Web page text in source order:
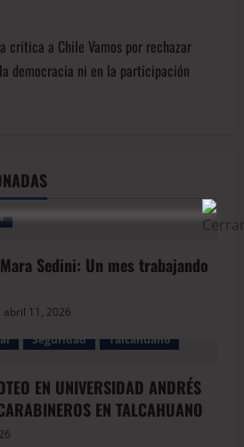
critica a Chile Vamos por rechazar
democracia ni en la participación
Sedini: Un mes trabajando
abril 11, 2026
Seguridad Talcahuano
EN UNIVERSIDAD ANDRÉS
EN TALCAHUANO